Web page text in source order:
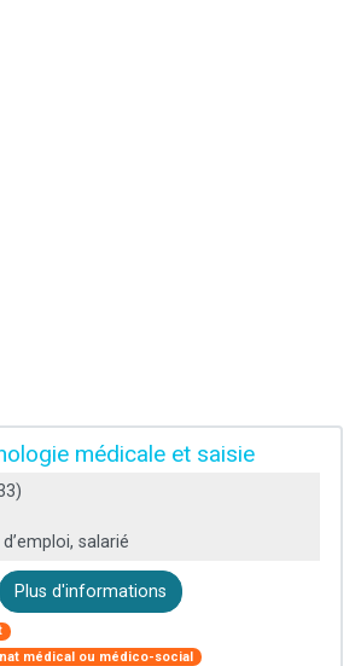
médicale et saisie
salarié
Plus d'informations
médical ou médico-social